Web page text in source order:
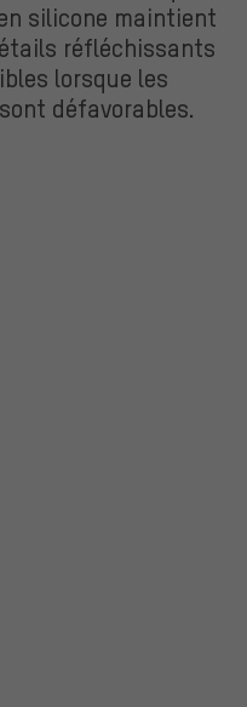
silicone maintient
réfléchissants
lorsque les
défavorables.